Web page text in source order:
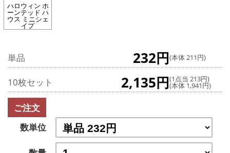
ハロウィン ホ
ーンテッド ハ
ウス ミニシェ
イプ
単品 232円(本体 211円)
10枚セット 2,135円(1点当 213円)
(本体 1,941円)
ご注文
数単位